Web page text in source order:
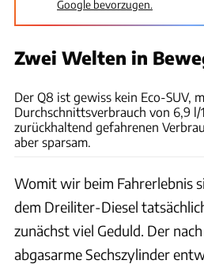
Google bevorzugen.
Zwei Welten in
Der Q8 ist gewiss kein Eco-SUV,
Durchschnittsverbrauch von 6,9
zurückhaltend gefahrenen
aber sparsam.
Womit wir beim Fahrerlebnis
dem Dreiliter-Diesel
zunächst viel Geduld. Der
abgasarme Sechszylinder